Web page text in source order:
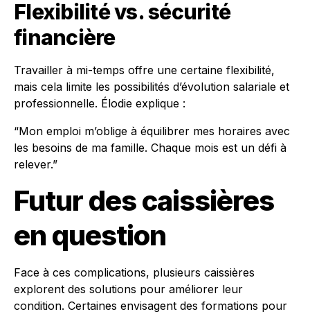
Flexibilité vs. sécurité
financière
Travailler à mi-temps offre une certaine flexibilité,
mais cela limite les possibilités d’évolution salariale et
professionnelle. Élodie explique :
“Mon emploi m’oblige à équilibrer mes horaires avec
les besoins de ma famille. Chaque mois est un défi à
relever.”
Futur des caissières
en question
Face à ces complications, plusieurs caissières
explorent des solutions pour améliorer leur
condition. Certaines envisagent des formations pour